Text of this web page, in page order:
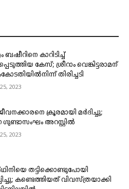
കാറിടിച്ച്
കേസ്; ശ്രീറാം വെങ്കിട്ടരാമന്
തിരിച്ചടി
2023
ക്രൂരമായി മർദിച്ചു;
അറസ്റ്റിൽ
2023
തട്ടിക്കൊണ്ടുപോയി
കണ്ടെത്തിയത് വിവസ്ത്രയാക്കി